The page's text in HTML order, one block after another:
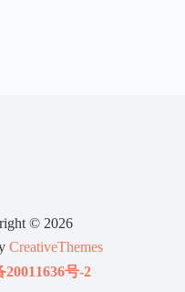
© 2026
CreativeThemes
号-2